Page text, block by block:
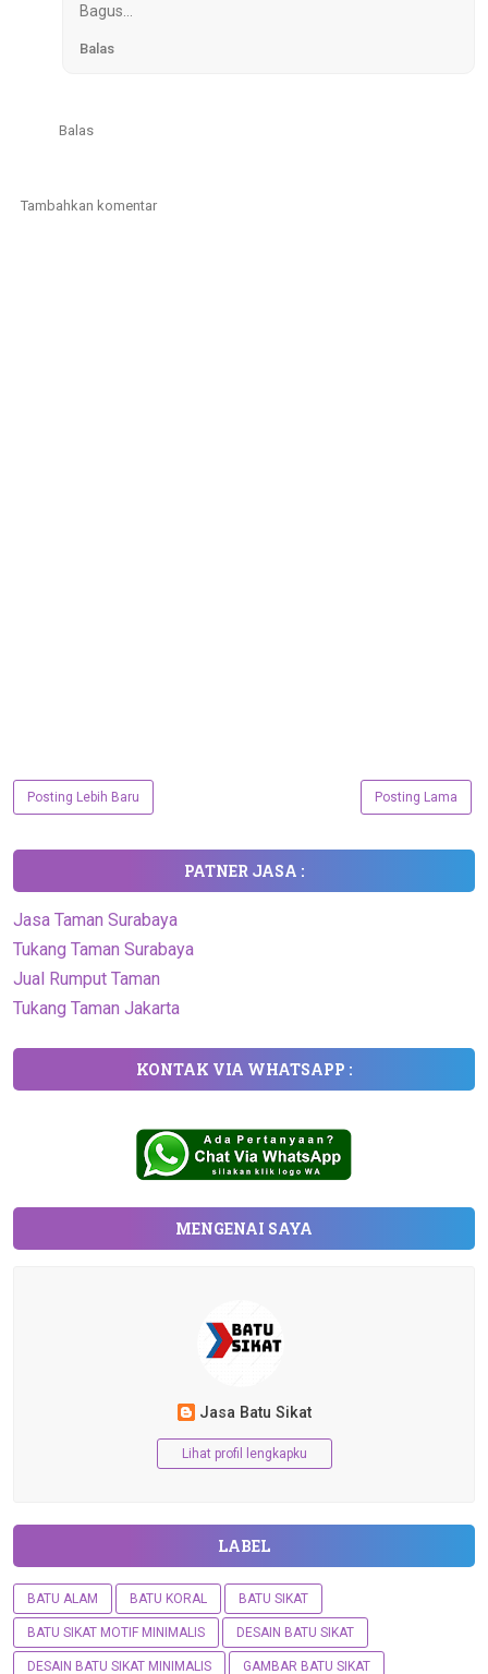
Bagus...
Balas
Balas
Tambahkan komentar
Posting Lebih Baru Posting Lama
PATNER JASA :
Jasa Taman Surabaya
Tukang Taman Surabaya
Jual Rumput Taman
Tukang Taman Jakarta
KONTAK VIA WHATSAPP :
MENGENAI SAYA
Jasa Batu Sikat
Lihat profil lengkapku
LABEL
BATU ALAM BATU KORAL BATU SIKAT
BATU SIKAT MOTIF MINIMALIS DESAIN BATU SIKAT
DESAIN BATU SIKAT MINIMALIS GAMBAR BATU SIKAT